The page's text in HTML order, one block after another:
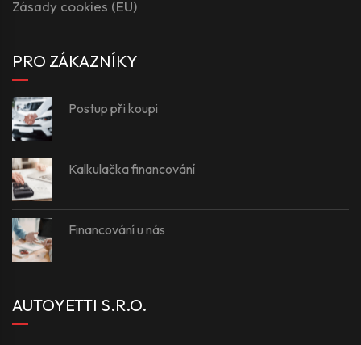
Zásady cookies (EU)
PRO ZÁKAZNÍKY
Postup při koupi
Kalkulačka financování
Financování u nás
AUTOYETTI S.R.O.